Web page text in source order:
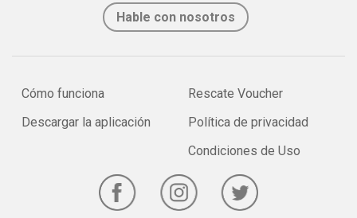
Hable con nosotros
Cómo funciona
Descargar la aplicación
Rescate Voucher
Política de privacidad
Condiciones de Uso